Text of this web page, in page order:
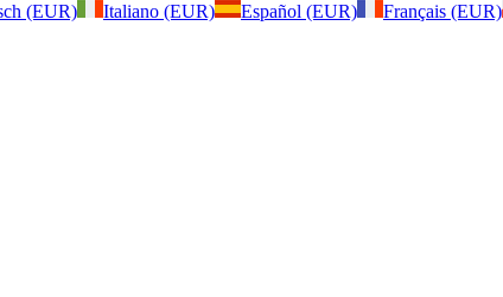
(EUR) Italiano (EUR) Español (EUR) Français (EUR)